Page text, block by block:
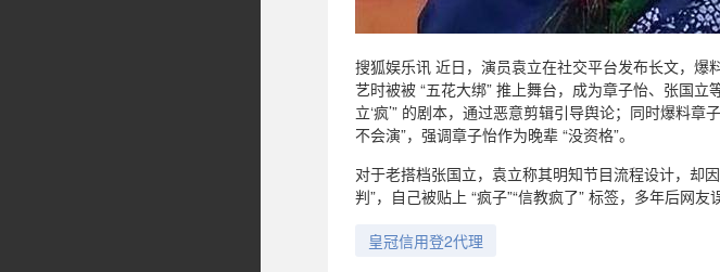
搜狐娱乐讯 近日，演员袁立在社交平台发布长文，爆
艺时被被 “五花大绑” 推上舞台，成为章子怡、张国
立‘疯’” 的剧本，通过恶意剪辑引导舆论；同时爆料
不会演”，强调章子怡作为晚辈 “没资格”。
对于老搭档张国立，袁立称其明知节目流程设计，却
判”，自己被贴上 “疯子”“信教疯了” 标签，多年后网友
皇冠信用登2代理